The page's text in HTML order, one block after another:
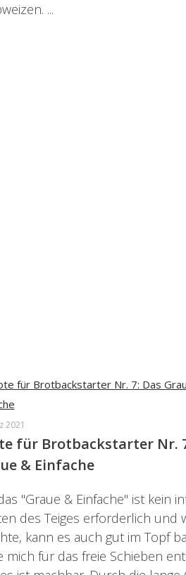
...
2021
für Brotbackstarter Nr.
& Einfache
"Graue & Einfache" ist kein
des Teiges erforderlich und
kann es auch gut im Topf
mich für das freie Schieben